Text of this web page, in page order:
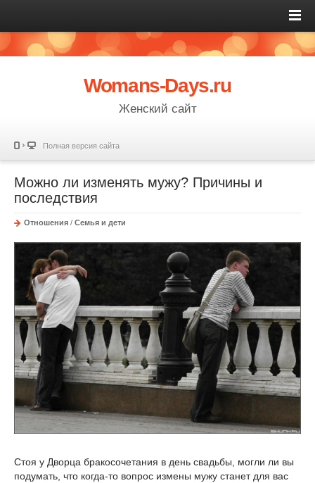
Womans-Days.ru
Женский сайт
Полная версия сайта
Можно ли изменять мужу? Причины и
последствия
Отношения / Семья и дети
Стоя у Дворца бракосочетания в день свадьбы, могли ли вы
подумать, что когда-то вопрос измены мужу станет для вас